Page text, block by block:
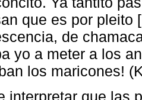
que es por pleito
de
yo a meter a los
los maricones!
interpretar que las